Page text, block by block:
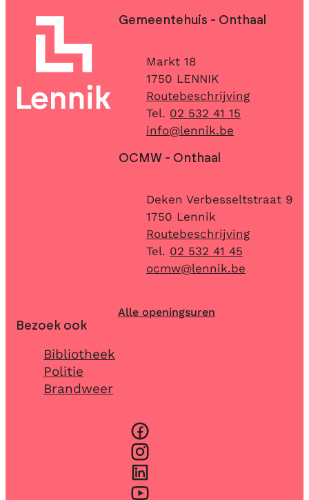
Contact & openingsuren
Gemeentehuis - Onthaal
AdresMarkt 18
,1750 LENNIK
Routebeschrijving
02 532 41 15
E-mailinfo@lennik.be
OCMW - Onthaal
AdresDeken Verbesseltstraat 9
,1750 Lennik
Routebeschrijving
02 532 41 45
E-mailocmw@lennik.be
Alle openingsuren
Bezoek ook
Bibliotheek
Politie
Brandweer